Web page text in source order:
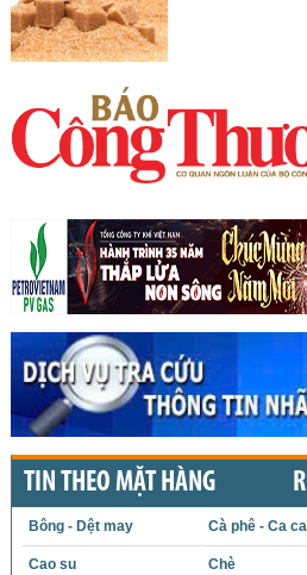
TIN THEO MẶT HÀNG
Bông - Dệt may Cà phê - Ca
Cao su Chè